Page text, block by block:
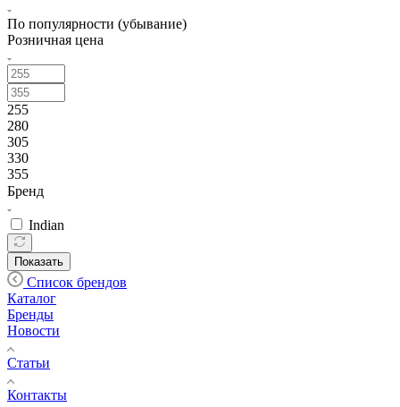
По популярности (убывание)
Розничная цена
255
280
305
330
355
Бренд
Indian
Показать
Список брендов
Каталог
Бренды
Новости
Статьи
Контакты